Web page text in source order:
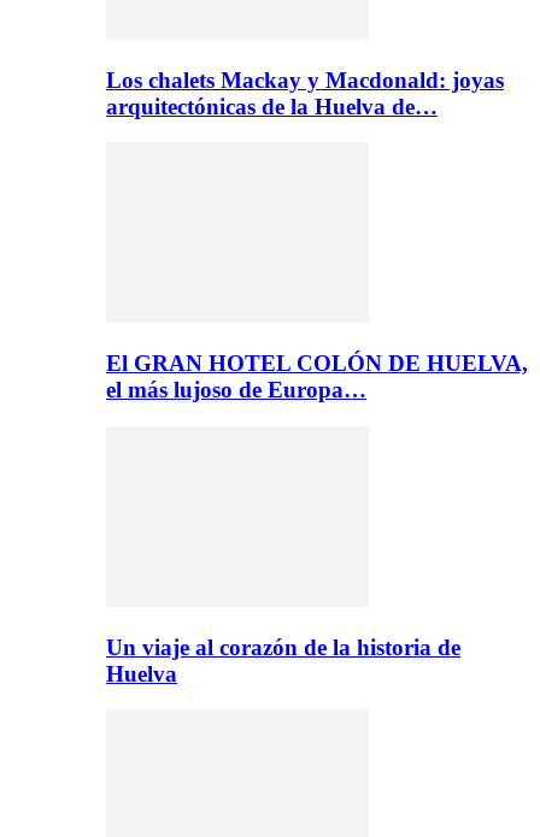
Los chalets Mackay y Macdonald: joyas
arquitectónicas de la Huelva de…
El GRAN HOTEL COLÓN DE HUELVA,
el más lujoso de Europa…
Un viaje al corazón de la historia de
Huelva